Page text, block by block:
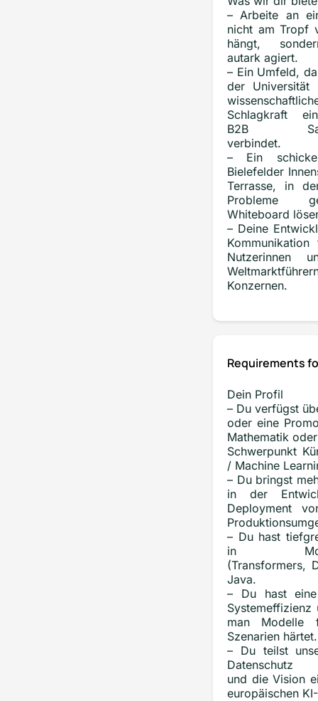
– Arbeite an
nicht am Tropf
hängt,
autark agiert.
– Ein Umfeld,
der Universität
Schlagkraft
B2B SaaS-
verbindet.
– Ein
Bielefelder
Terrasse, in
Probleme
Whiteboard
– Deine
Nutzerinnen
Konzernen.
Requirements
Dein Profil
– Du verfügst
oder eine
Mathematik
Schwerpunkt
/ Machine
– Du bringst
in der
Deployment
– Du hast
in Modell-
(Transformers,
Java.
– Du hast
Systemeffizienz
man Modelle
Szenarien härtet.
– Du teilst
Datenschutz
und die Vision
europäischen